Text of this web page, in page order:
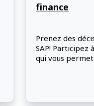
finance
Prenez des
SAP! Participez
qui vous